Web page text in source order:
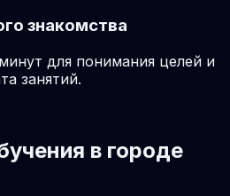
знакомства
для понимания целей и
занятий.
в городе